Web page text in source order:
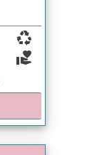
recycling
volunteer_activism